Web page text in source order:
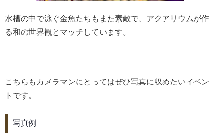
水槽の中で泳ぐ金魚たちもまた素敵で、アクアリウムが作
る和の世界観とマッチしています。
こちらもカメラマンにとってはぜひ写真に収めたいイベン
トです。
写真例